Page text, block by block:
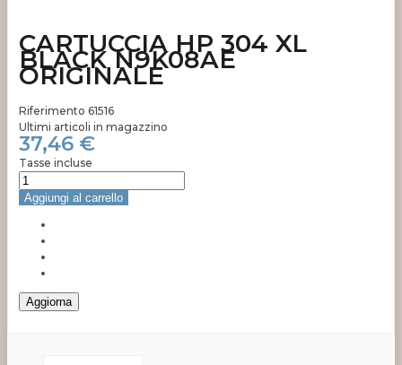
CARTUCCIA HP 304 XL
BLACK N9K08AE
ORIGINALE
Riferimento 61516
Ultimi articoli in magazzino
37,46 €
Tasse incluse
Aggiungi al carrello